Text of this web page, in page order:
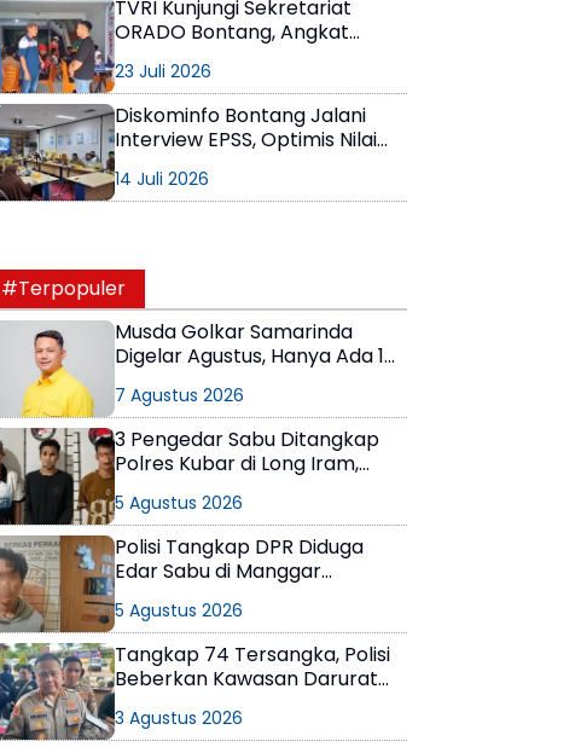
TVRI Kunjungi Sekretariat
ORADO Bontang, Angkat
Prestasi
23 Juli 2026
Diskominfo Bontang Jalani
Interview EPSS, Optimis Nilai
Renstra
14 Juli 2026
#Terpopuler
Musda Golkar Samarinda
Digelar Agustus, Hanya Ada 1
7 Agustus 2026
3 Pengedar Sabu Ditangkap
Polres Kubar di Long Iram,
5 Agustus 2026
Polisi Tangkap DPR Diduga
Edar Sabu di Manggar
5 Agustus 2026
Tangkap 74 Tersangka, Polisi
Beberkan Kawasan Darurat
3 Agustus 2026